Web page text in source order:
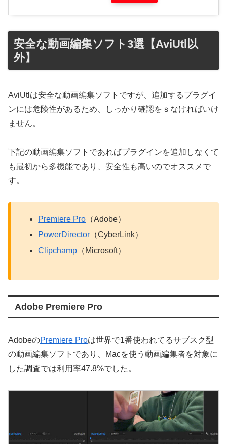
安全な動画編集ソフト3選【AviUtl以
外】
AviUtlは安全な動画編集ソフトですが、追加するプラグイ
ンには危険性があるため、しっかり確認をｓなければいけ
ません。
下記の動画編集ソフトであればプラグインを追加しなくて
も最初から多機能であり、安全性も高いのでオススメで
す。
Premiere Pro （Adobe）
PowerDirector （CyberLink）
Clipchamp （Microsoft）
Adobe Premiere Pro
AdobeのPremiere Proは世界で1番使われてるサブスク型
の動画編集ソフトであり、Macを使う動画編集者を対象に
した調査では利用率47.8%でした。